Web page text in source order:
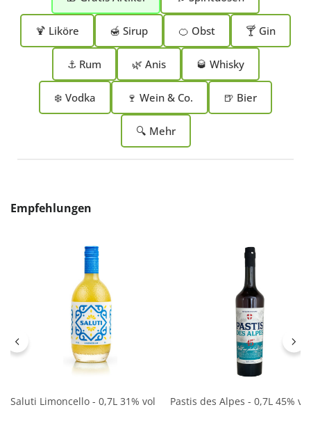
🍹 Liköre 🍯 Sirup 🍊 Obst 🍸 Gin
⚓ Rum 🌿 Anis 🥃 Whisky
❄️ Vodka 🍷 Wein & Co. 🍺 Bier
🔍 Mehr
Produktgalerie überspringen
Empfehlungen
Saluti Limoncello - 0,7L 31% vol Pastis des Alpes - 0,7L 45% vol